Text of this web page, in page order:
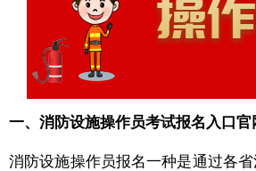
一、消防设施操作员考试报名入口官
消防设施操作员报名一种是通过各